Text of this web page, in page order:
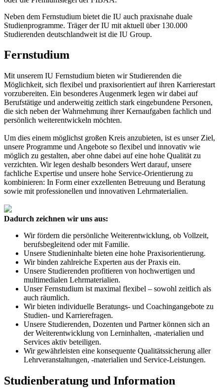
Neben dem Fernstudium bietet die IU auch praxisnahe duale
Studienprogramme. Träger der IU mit aktuell über 130.000
Studierenden deutschlandweit ist die IU Group.
Fernstudium
Mit unserem IU Fernstudium bieten wir Studierenden die
Möglichkeit, sich flexibel und praxisorientiert auf ihren Karrierestart
vorzubereiten. Ein besonderes Augenmerk legen wir dabei auf
Berufstätige und anderweitig zeitlich stark eingebundene Personen,
die sich neben der Wahrnehmung ihrer Kernaufgaben fachlich und
persönlich weiterentwickeln möchten.
Um dies einem möglichst großen Kreis anzubieten, ist es unser Ziel,
unsere Programme und Angebote so flexibel und innovativ wie
möglich zu gestalten, aber ohne dabei auf eine hohe Qualität zu
verzichten. Wir legen deshalb besonders Wert darauf, unsere
fachliche Expertise und unsere hohe Service-Orientierung zu
kombinieren: In Form einer exzellenten Betreuung und Beratung
sowie mit professionellen und innovativen Lehrmaterialien.
Dadurch zeichnen wir uns aus:
Wir fördern die persönliche Weiterentwicklung, ob Vollzeit,
berufsbegleitend oder mit Familie.
Unsere Studieninhalte bieten eine hohe Praxisorientierung.
Wir binden zahlreiche Experten aus der Praxis ein.
Unsere Studierenden profitieren von hochwertigen und
multimedialen Lehrmaterialien.
Unser Fernstudium ist maximal flexibel – sowohl zeitlich als
auch räumlich.
Wir bieten individuelle Beratungs- und Coachingangebote zu
Studien- und Karrierefragen.
Unsere Studierenden, Dozenten und Partner können sich an
der Weiterentwicklung von Lerninhalten, -materialien und
Services aktiv beteiligen.
Wir gewährleisten eine konsequente Qualitätssicherung aller
Lehrveranstaltungen, -materialien und Service-Leistungen.
Studienberatung und Information